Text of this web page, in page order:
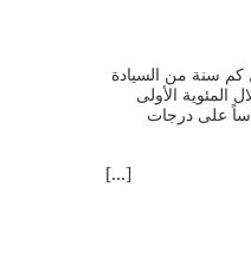
كم سنة من السيادة
المئوية الأولى
قياساً على درجات
[...]